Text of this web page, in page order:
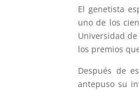
El genetista
uno de los
Universidad
los premios
Después de
antepuso su